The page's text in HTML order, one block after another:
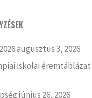
augusztus 3, 2026
iskolai éremtáblázat
június 26, 2026